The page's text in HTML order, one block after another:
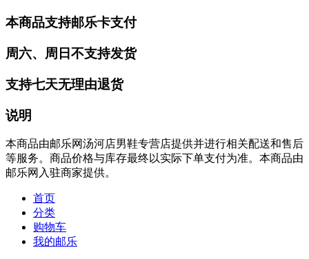
本商品支持邮乐卡支付
周六、周日不支持发货
支持七天无理由退货
说明
本商品由邮乐网汤河店男鞋专营店提供并进行相关配送和售后
等服务。商品价格与库存最终以实际下单支付为准。本商品由
邮乐网入驻商家提供。
首页
分类
购物车
我的邮乐